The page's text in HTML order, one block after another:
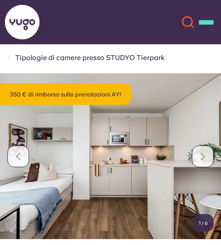
Sedi
Altro
Account Lingua
English (GB)
Seleziona un paese
Prenota ora
English (US)
Deutsch
Italian
Portuguese
Tipologie di camere presso STUDYO Tierpark
350 € di rimborso sulle prenotazioni AY!
1 /6